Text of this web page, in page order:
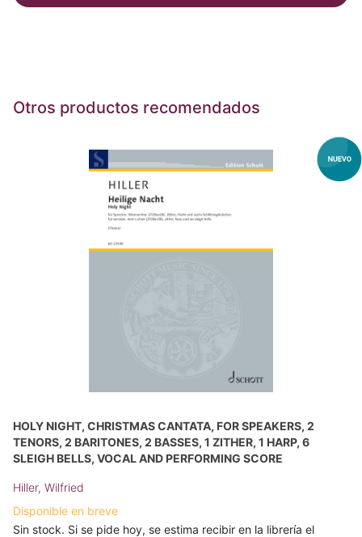
Otros productos recomendados
HOLY NIGHT, CHRISTMAS CANTATA, FOR SPEAKERS, 2
TENORS, 2 BARITONES, 2 BASSES, 1 ZITHER, 1 HARP, 6
SLEIGH BELLS, VOCAL AND PERFORMING SCORE
Hiller, Wilfried
Disponible en breve
Sin stock. Si se pide hoy, se estima recibir en la librería el